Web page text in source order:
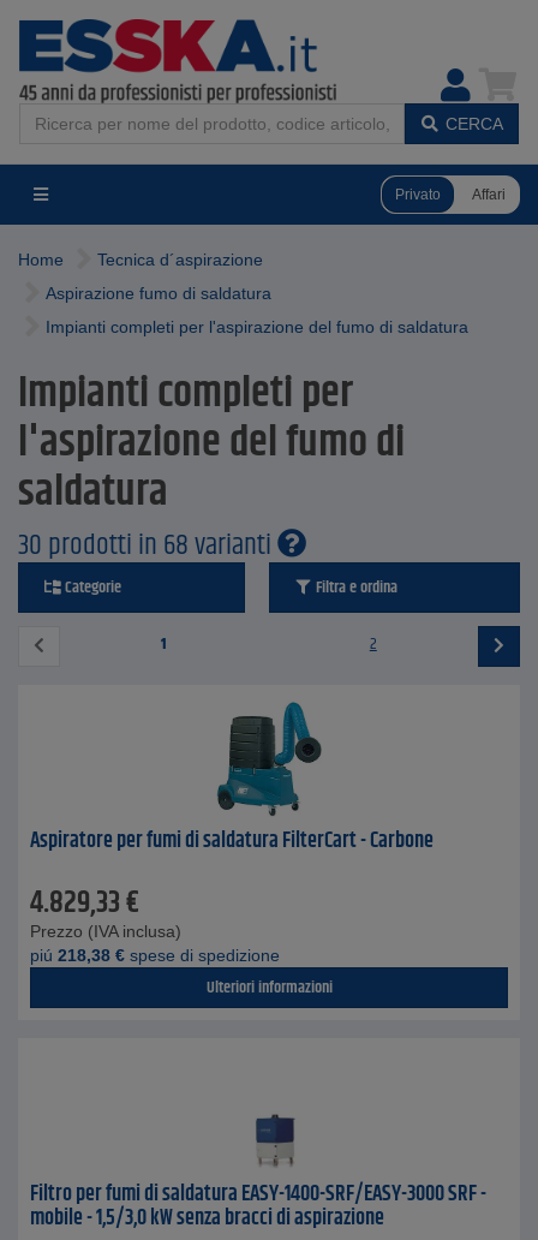
CERCA
Privato Affari
Home
Tecnica d´aspirazione
Aspirazione fumo di saldatura
Impianti completi per l'aspirazione del fumo di saldatura
Impianti completi per
l'aspirazione del fumo di
saldatura
30 prodotti in 68 varianti
Categorie Filtra e ordina
1 2
Aspiratore per fumi di saldatura FilterCart - Carbone
4.829,33€
Prezzo (IVA inclusa)
piú 218,38 € spese di spedizione
Ulteriori informazioni
Filtro per fumi di saldatura EASY-1400-SRF/EASY-3000 SRF -
mobile - 1,5/3,0 kW senza bracci di aspirazione